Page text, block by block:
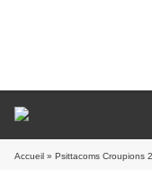
Accueil » Psittacoms Croupions